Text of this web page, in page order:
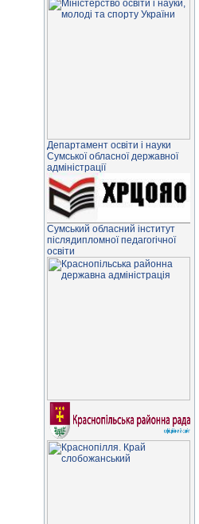
Департамент освiти і науки
Сумської обласної державної
адміністрації
Сумський обласний інститут
післядипломної педагогічної
освіти